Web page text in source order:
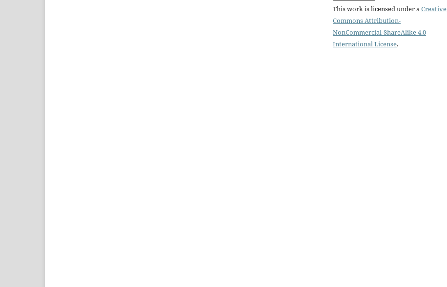
This work is licensed under aCreative
Commons Attribution-
NonCommercial-ShareAlike 4.0
International License.